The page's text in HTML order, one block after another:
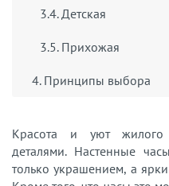
3.4. Детская
3.5. Прихожая
4. Принципы выбора
Красота и уют жилого
деталями. Настенные
только украшением, а